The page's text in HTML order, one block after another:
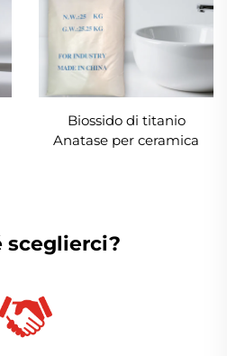
Biossido di titanio
Anatase per ceramica
sceglierci?